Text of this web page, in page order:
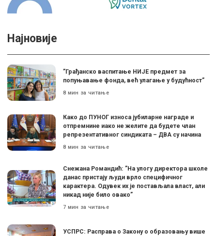
Најновије
”Грађанско васпитање НИЈЕ предмет за
попуњавање фонда, већ улагање у будућност”
8 мин за читање
Како до ПУНОГ износа јубиларне награде и
отпремнине иако не желите да будете члан
репрезентативног синдиката – ДВА су начина
8 мин за читање
Снежана Романдић: ”На улогу директора школе
данас пристају људи врло специфичног
карактера. Одувек их је постављала власт, али
никад није било овако”
7 мин за читање
УСПРС: Расправа о Закону о образовању више